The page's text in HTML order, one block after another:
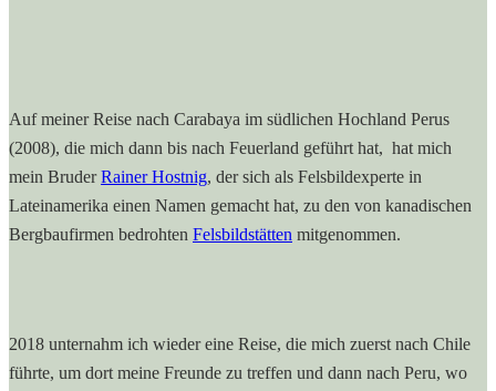
Auf meiner Reise nach Carabaya im südlichen Hochland Perus
(2008), die mich dann bis nach Feuerland geführt hat, hat mich
mein BruderRainer Hostnig, der sich als Felsbildexperte in
Lateinamerika einen Namen gemacht hat, zu den von kanadischen
Bergbaufirmen bedrohten Felsbildstätten mitgenommen.
2018 unternahm ich wieder eine Reise, die mich zuerst nach Chile
führte, um dort meine Freunde zu treffen und dann nach Peru, wo